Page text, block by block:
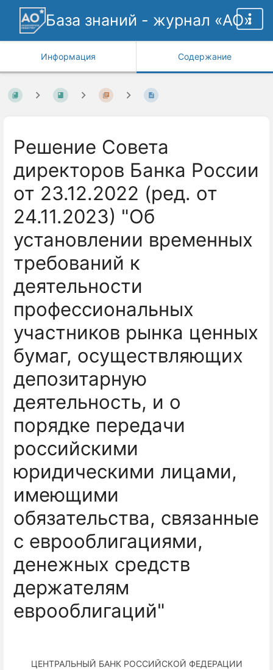
База знаний - журнал «АО»
Информация Содержание
Решение Совета
директоров Банка России
от 23.12.2022 (ред. от
24.11.2023) "Об
установлении временных
требований к
деятельности
профессиональных
участников рынка ценных
бумаг, осуществляющих
депозитарную
деятельность, и о
порядке передачи
российскими
юридическими лицами,
имеющими
обязательства, связанные
с еврооблигациями,
денежных средств
держателям
еврооблигаций"
ЦЕНТРАЛЬНЫЙ БАНК РОССИЙСКОЙ ФЕДЕРАЦИИ